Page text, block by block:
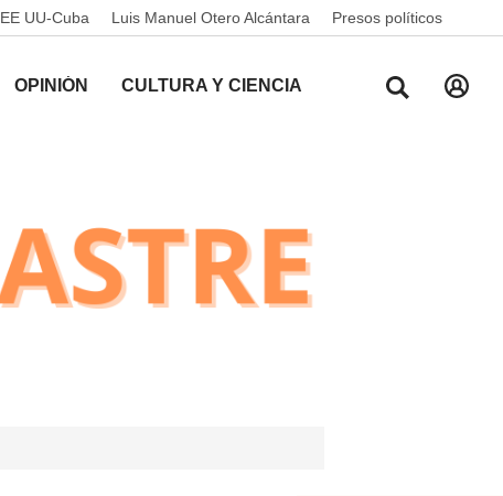
EE UU-Cuba Luis Manuel Otero Alcántara Presos políticos
OPINIÓN CULTURA Y CIENCIA